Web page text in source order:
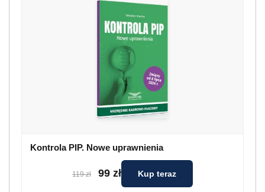
Kontrola PIP. Nowe uprawnienia
119 zł 99 zł Kup teraz